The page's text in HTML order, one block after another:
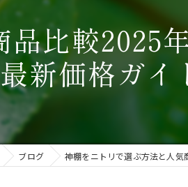
比較2025
新価格ガイ
ブログ 神棚をニトリで選ぶ方法と人